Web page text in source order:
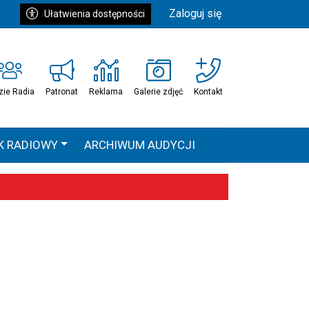
Ułatwienia dostępności Zaloguj się
Radia Patronat Reklama Galerie zdjęć Kontakt
RADIOWY ARCHIWUM AUDYCJI
HEAVEN TOUR